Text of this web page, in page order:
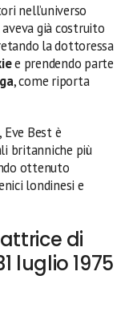
nell’universo
aveva già costruito
la dottoressa
e prendendo parte
, come riporta
Best è
britanniche più
ottenuto
londinesi e
di
luglio 1975